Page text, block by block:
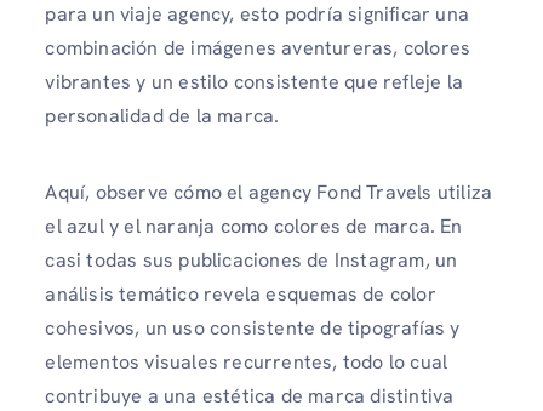
para un viaje agency, esto podría significar una
combinación de imágenes aventureras, colores
vibrantes y un estilo consistente que refleje la
personalidad de la marca.
Aquí, observe cómo el agency Fond Travels utiliza
el azul y el naranja como colores de marca. En
casi todas sus publicaciones de Instagram, un
análisis temático revela esquemas de color
cohesivos, un uso consistente de tipografías y
elementos visuales recurrentes, todo lo cual
contribuye a una estética de marca distintiva